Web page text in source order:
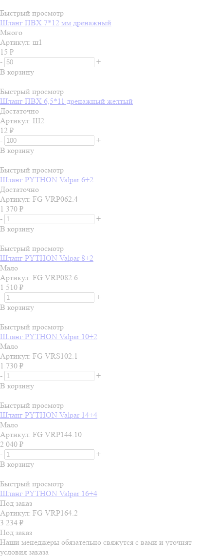
Быстрый просмотр
Шланг ПВХ 7*12 мм дренажный
Много
Артикул: ш1
15 ₽
-
+
В корзину
Быстрый просмотр
Шланг ПВХ 6,5*11 дренажный желтый
Достаточно
Артикул: Ш2
12 ₽
-
+
В корзину
Быстрый просмотр
Шланг PYTHON Valpar 6+2
Достаточно
Артикул: FG VRP062.4
1 370 ₽
-
+
В корзину
Быстрый просмотр
Шланг PYTHON Valpar 8+2
Мало
Артикул: FG VRP082.6
1 510 ₽
-
+
В корзину
Быстрый просмотр
Шланг PYTHON Valpar 10+2
Мало
Артикул: FG VRS102.1
1 730 ₽
-
+
В корзину
Быстрый просмотр
Шланг PYTHON Valpar 14+4
Мало
Артикул: FG VRP144.10
2 040 ₽
-
+
В корзину
Быстрый просмотр
Шланг PYTHON Valpar 16+4
Под заказ
Артикул: FG VRP164.2
3 234 ₽
Под заказ
Наши менеджеры обязательно свяжутся с вами и уточнят
условия заказа